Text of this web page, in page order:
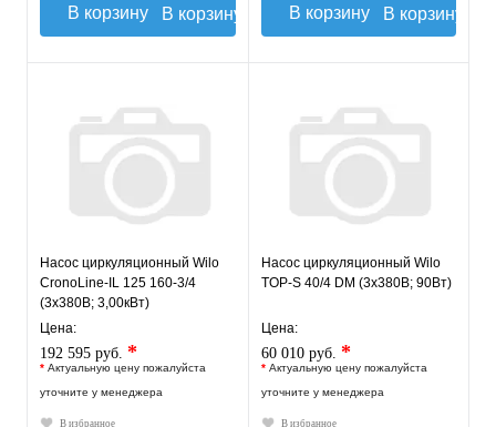
В корзину В корзину
Насос циркуляционный Wilo
CronoLine-IL 125 160-3/4
(3х380В; 3,00кВт)
Цена:
192 595 руб. *
* Актуальную цену пожалуйста
уточните у менеджера
В избранное
Насос циркуляционный Wilo
TOP-S 40/4 DM (3х380В; 90Вт)
Цена:
60 010 руб. *
* Актуальную цену пожалуйста
уточните у менеджера
В избранное